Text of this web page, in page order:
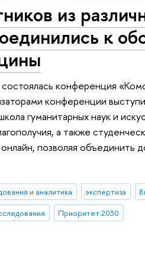
из
к
конференция
конференции
гуманитарных наук и
а также
позволяя объединить
и аналитика экспертиза
Приоритет 2030